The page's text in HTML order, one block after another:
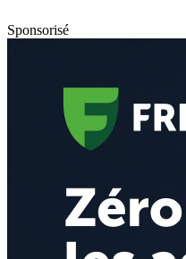
Sponsorisé